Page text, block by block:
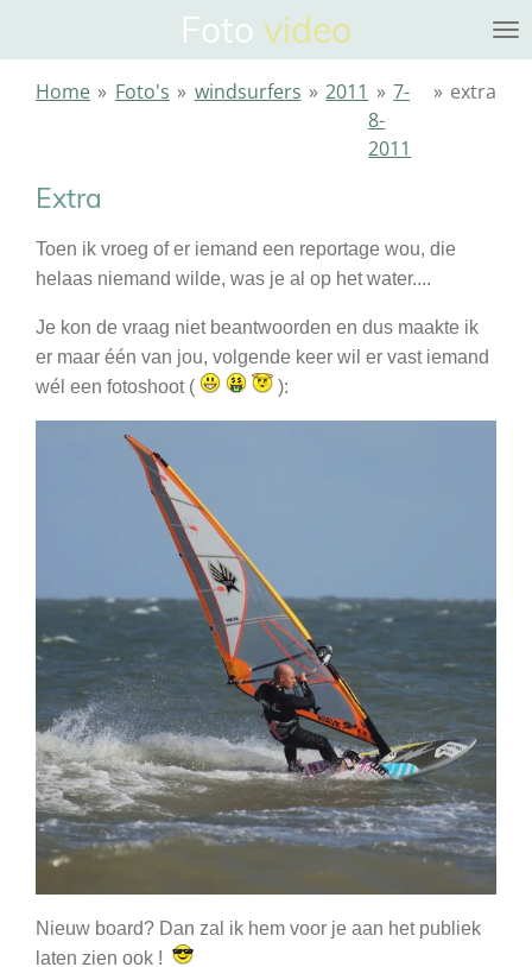
naar
Foto video
Home » Foto's » windsurfers » 2011 » 7-
8-
2011
» extra
Extra
Toen ik vroeg of er iemand een reportage wou, die
helaas niemand wilde, was je al op het water....
Je kon de vraag niet beantwoorden en dus maakte ik
er maar één van jou, volgende keer wil er vast iemand
wél een fotoshoot (
):
Nieuw board? Dan zal ik hem voor je aan het publiek
laten zien ook !